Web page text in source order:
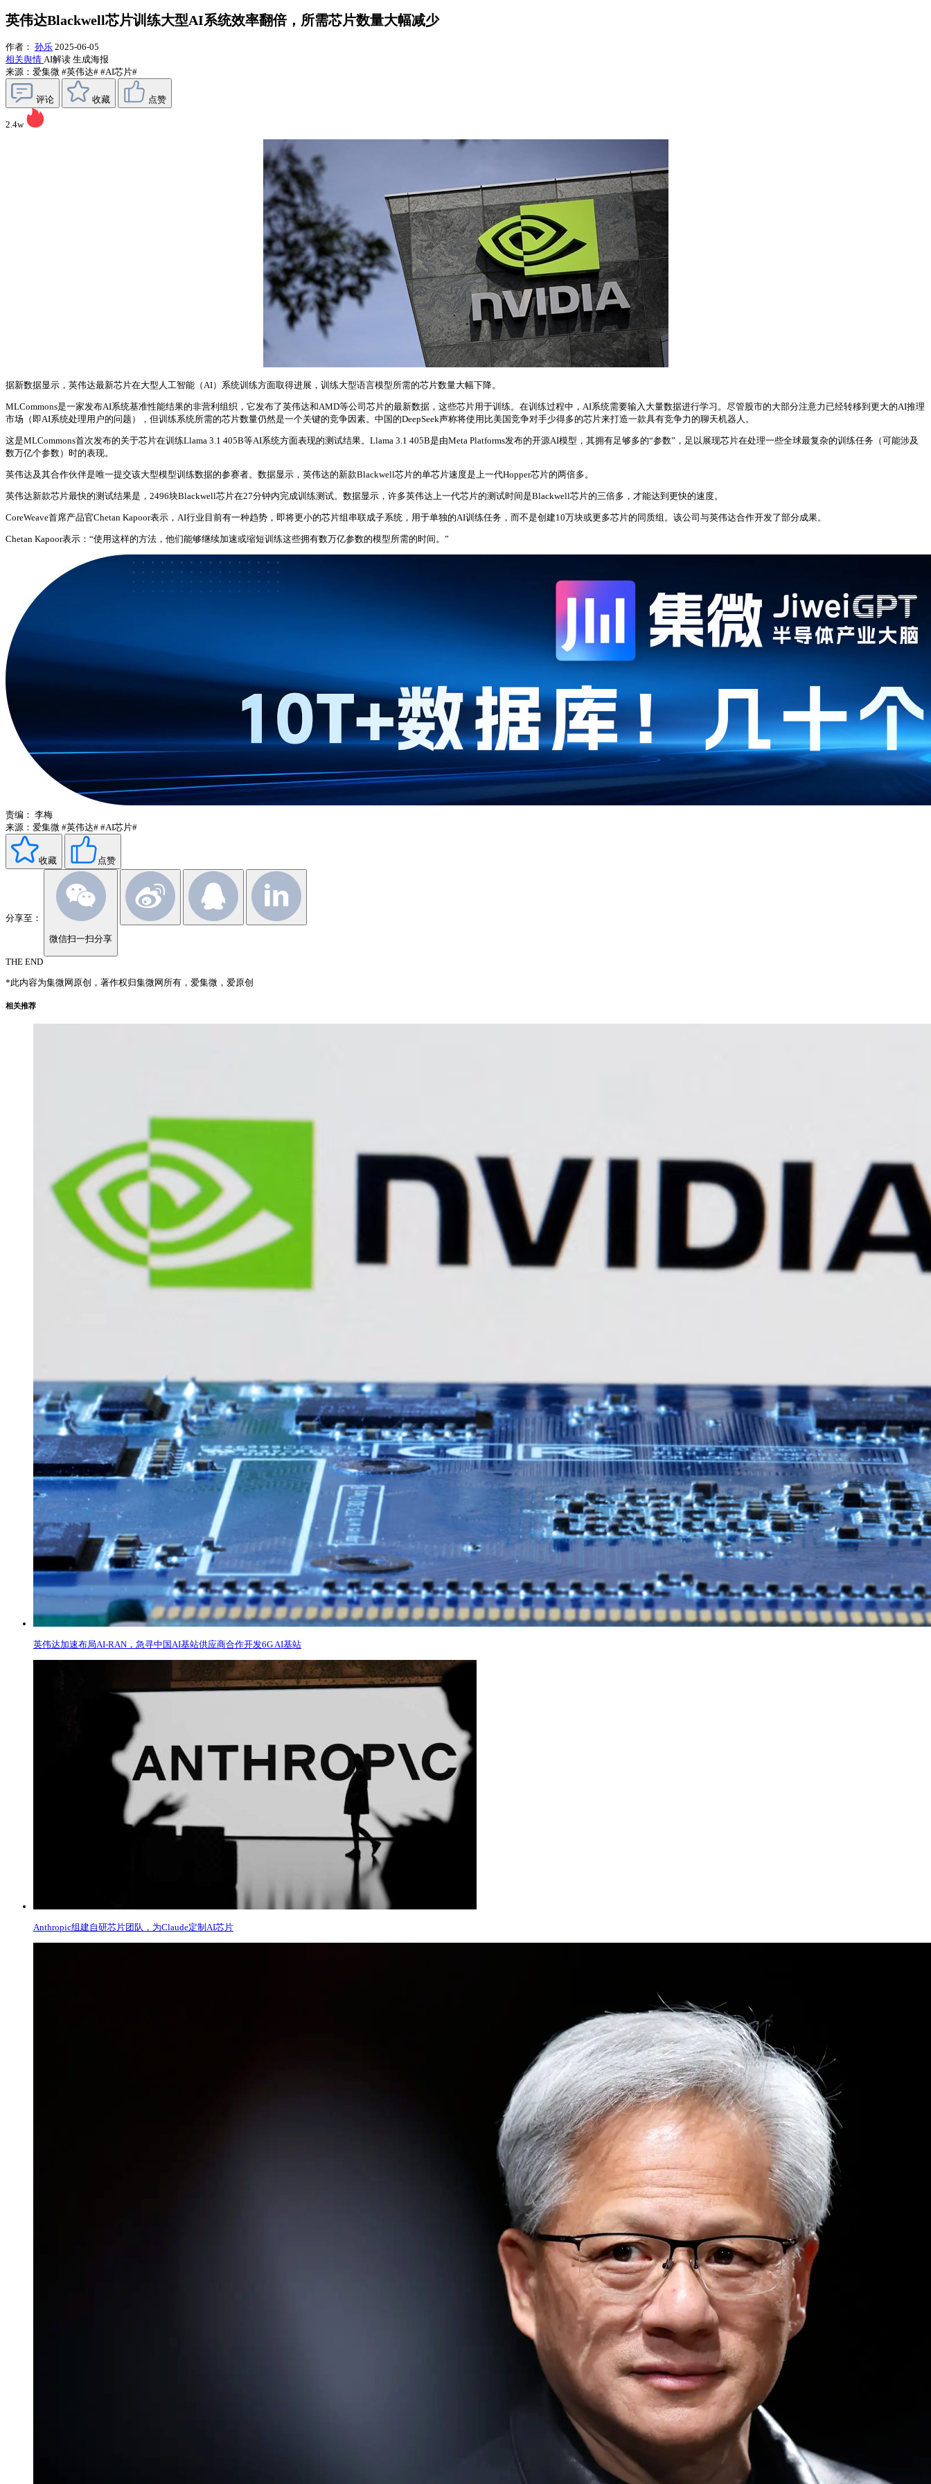
英伟达Blackwell芯片训练大型AI系统效率翻倍，所需芯片数量大幅减少
作者： 孙乐 2025-06-05
相关舆情 AI解读 生成海报
来源：爱集微 #英伟达# #AI芯片#
评论 收藏 点赞
2.4w
据新数据显示，英伟达最新芯片在大型人工智能（AI）系统训练方面取得进展，训练大型语言模型所需的芯片数量大幅下降。
MLCommons是一家发布AI系统基准性能结果的非营利组织，它发布了英伟达和AMD等公司芯片的最新数据，这些芯片用于训练。在训练过程中，AI系统需要输入大量数据进行学习。尽管股市的大部分注意力已经转移到更大的AI推理
市场（即AI系统处理用户的问题），但训练系统所需的芯片数量仍然是一个关键的竞争因素。中国的DeepSeek声称将使用比美国竞争对手少得多的芯片来打造一款具有竞争力的聊天机器人。
这是MLCommons首次发布的关于芯片在训练Llama 3.1 405B等AI系统方面表现的测试结果。Llama 3.1 405B是由Meta Platforms发布的开源AI模型，其拥有足够多的“参数”，足以展现芯片在处理一些全球最复杂的训练任务（可能涉及
数万亿个参数）时的表现。
英伟达及其合作伙伴是唯一提交该大型模型训练数据的参赛者。数据显示，英伟达的新款Blackwell芯片的单芯片速度是上一代Hopper芯片的两倍多。
英伟达新款芯片最快的测试结果是，2496块Blackwell芯片在27分钟内完成训练测试。数据显示，许多英伟达上一代芯片的测试时间是Blackwell芯片的三倍多，才能达到更快的速度。
CoreWeave首席产品官Chetan Kapoor表示，AI行业目前有一种趋势，即将更小的芯片组串联成子系统，用于单独的AI训练任务，而不是创建10万块或更多芯片的同质组。该公司与英伟达合作开发了部分成果。
Chetan Kapoor表示：“使用这样的方法，他们能够继续加速或缩短训练这些拥有数万亿参数的模型所需的时间。”
责编： 李梅
来源：爱集微 #英伟达# #AI芯片#
收藏 点赞
分享至：
微信扫一扫分享
THE END
*此内容为集微网原创，著作权归集微网所有，爱集微，爱原创
相关推荐
英伟达加速布局AI-RAN，急寻中国AI基站供应商合作开发6G AI基站
Anthropic组建自研芯片团队，为Claude定制AI芯片